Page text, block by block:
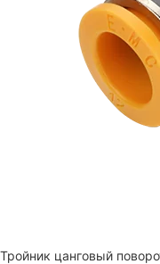
Тройник цанговый